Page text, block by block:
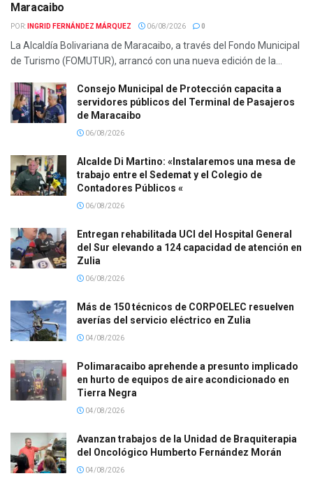
Maracaibo
POR: INGRID FERNÁNDEZ MÁRQUEZ 06/08/2026 0
La Alcaldía Bolivariana de Maracaibo, a través del Fondo Municipal
de Turismo (FOMUTUR), arrancó con una nueva edición de la...
Consejo Municipal de Protección capacita a
servidores públicos del Terminal de Pasajeros
de Maracaibo
06/08/2026
Alcalde Di Martino: «Instalaremos una mesa de
trabajo entre el Sedemat y el Colegio de
Contadores Públicos «
06/08/2026
Entregan rehabilitada UCI del Hospital General
del Sur elevando a 124 capacidad de atención en
Zulia
06/08/2026
Más de 150 técnicos de CORPOELEC resuelven
averías del servicio eléctrico en Zulia
04/08/2026
Polimaracaibo aprehende a presunto implicado
en hurto de equipos de aire acondicionado en
Tierra Negra
04/08/2026
Avanzan trabajos de la Unidad de Braquiterapia
del Oncológico Humberto Fernández Morán
04/08/2026